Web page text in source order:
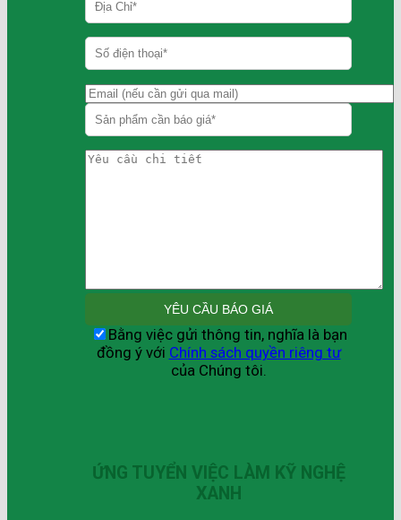
Bằng việc gửi thông tin, nghĩa là bạn
đồng ý với Chính sách quyền riêng tư
của Chúng tôi.
ỨNG TUYỂN VIỆC LÀM KỸ NGHỆ
XANH